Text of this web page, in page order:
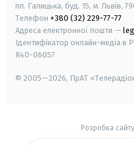
пл. Галицька, буд. 15, м. Львів,
Телефон +380 (32) 229-77-77
Адреса електронної пошти —
Ідентифікатор онлайн-медіа в
R40-06057
© 2005—2026, ПрАТ
Розробка сайту